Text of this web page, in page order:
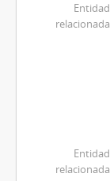
Entidad
relacionada
Entidad
relacionada